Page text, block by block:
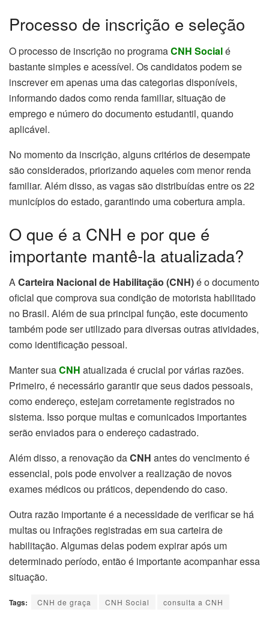
Processo de inscrição e seleção
O processo de inscrição no programaCNH Socialé
bastante simples e acessível. Os candidatos podem se
inscrever em apenas uma das categorias disponíveis,
informando dados como renda familiar, situação de
emprego e número do documento estudantil, quando
aplicável.
No momento da inscrição, alguns critérios de desempate
são considerados, priorizando aqueles com menor renda
familiar. Além disso, as vagas são distribuídas entre os 22
municípios do estado, garantindo uma cobertura ampla.
O que é a CNH e por que é
importante mantê-la atualizada?
ACarteira Nacional de Habilitação (CNH)é o documento
oficial que comprova sua condição de motorista habilitado
no Brasil. Além de sua principal função, este documento
também pode ser utilizado para diversas outras atividades,
como identificação pessoal.
Manter suaCNH atualizada é crucial por várias razões.
Primeiro, é necessário garantir que seus dados pessoais,
como endereço, estejam corretamente registrados no
sistema. Isso porque multas e comunicados importantes
serão enviados para o endereço cadastrado.
Além disso, a renovação daCNH antes do vencimento é
essencial, pois pode envolver a realização de novos
exames médicos ou práticos, dependendo do caso.
Outra razão importante é a necessidade de verificar se há
multas ou infrações registradas em sua carteira de
habilitação. Algumas delas podem expirar após um
determinado período, então é importante acompanhar essa
situação.
Tags: CNH de graça CNH Social consulta a CNH